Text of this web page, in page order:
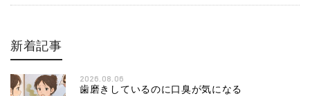
新着記事
2026.08.06
歯磨きしているのに口臭が気になる